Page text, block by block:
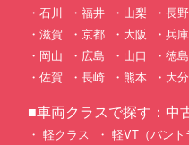
石川
福井 山梨 長野
滋賀
京都 大阪 兵庫
岡山
広島 山口 徳島
佐賀
長崎 熊本 大分
■車両クラスで探す：中
軽クラス 軽VT（バント